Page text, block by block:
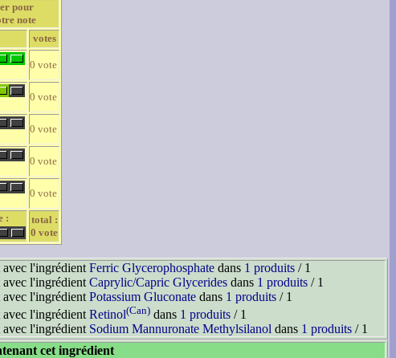
pour
note
votes
0 vote
0 vote
0 vote
0 vote
0 vote
:
total :
0 vote
avec l'ingrédient Ferric Glycerophosphate dans 1 produits / 1
avec l'ingrédient Caprylic/Capric Glycerides dans 1 produits / 1
avec l'ingrédient Potassium Gluconate dans 1 produits / 1
avec l'ingrédient Retinol(Can) dans 1 produits / 1
avec l'ingrédient Sodium Mannuronate Methylsilanol dans 1 produits / 1
cet ingrédient